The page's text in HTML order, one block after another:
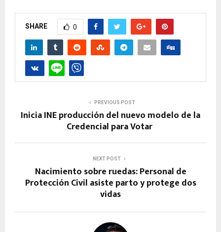
SHARE 0
PREVIOUS POST
Inicia INE producción del nuevo modelo de la
Credencial para Votar
NEXT POST
Nacimiento sobre ruedas: Personal de
Protección Civil asiste parto y protege dos
vidas